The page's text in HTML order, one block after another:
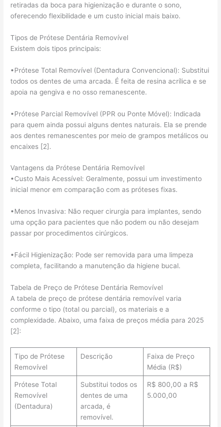
retiradas da boca para higienização e durante o sono,
oferecendo flexibilidade e um custo inicial mais baixo.
Tipos de Prótese Dentária Removível
Existem dois tipos principais:
•Prótese Total Removível (Dentadura Convencional): Substitui
todos os dentes de uma arcada. É feita de resina acrílica e se
apoia na gengiva e no osso remanescente.
•Prótese Parcial Removível (PPR ou Ponte Móvel): Indicada
para quem ainda possui alguns dentes naturais. Ela se prende
aos dentes remanescentes por meio de grampos metálicos ou
encaixes [2].
Vantagens da Prótese Dentária Removível
•Custo Mais Acessível: Geralmente, possui um investimento
inicial menor em comparação com as próteses fixas.
•Menos Invasiva: Não requer cirurgia para implantes, sendo
uma opção para pacientes que não podem ou não desejam
passar por procedimentos cirúrgicos.
•Fácil Higienização: Pode ser removida para uma limpeza
completa, facilitando a manutenção da higiene bucal.
Tabela de Preço de Prótese Dentária Removível
A tabela de preço de prótese dentária removível varia
conforme o tipo (total ou parcial), os materiais e a
complexidade. Abaixo, uma faixa de preços média para 2025
[2]:
Tipo de Prótese
Removível
Descrição
Faixa de Preço
Média (R$)
Prótese Total
Removível
(Dentadura)
Substitui todos os
dentes de uma
arcada, é
removível.
R$ 800,00 a R$
5.000,00